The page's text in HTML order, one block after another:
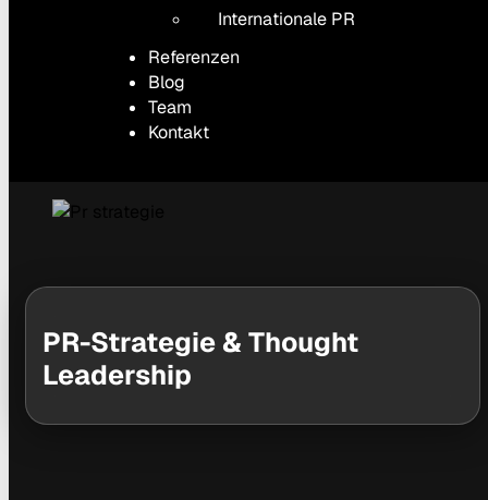
Internationale PR
Referenzen
Blog
Team
Kontakt
PR-Strategie & Thought
Leadership